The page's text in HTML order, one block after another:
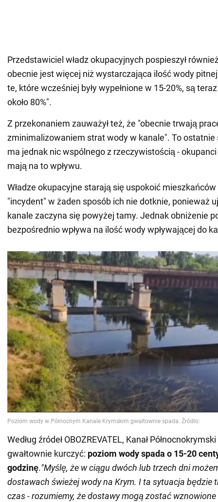
Przedstawiciel władz okupacyjnych pospieszył
obecnie jest więcej niż wystarczająca ilość wody
te, które wcześniej były wypełnione w 15-20%, są
około 80%".
Z przekonaniem zauważył też, że "obecnie trwają
zminimalizowaniem strat wody w kanale". To ostatnie
ma jednak nic wspólnego z rzeczywistością -
mają na to wpływu.
Władze okupacyjne starają się uspokoić
"incydent" w żaden sposób ich nie dotknie, ponieważ
kanale zaczyna się powyżej tamy. Jednak obniżenie
bezpośrednio wpływa na ilość wody wpływającej do
Według źródeł OBOZREVATEL, Kanał
gwałtownie kurczyć: poziom wody spada o 15-20
godzinę."Myślę, że w ciągu dwóch lub trzech dni
dostawach świeżej wody na Krym. I ta sytuacja będzie
czas - rozumiemy, że dostawy mogą zostać